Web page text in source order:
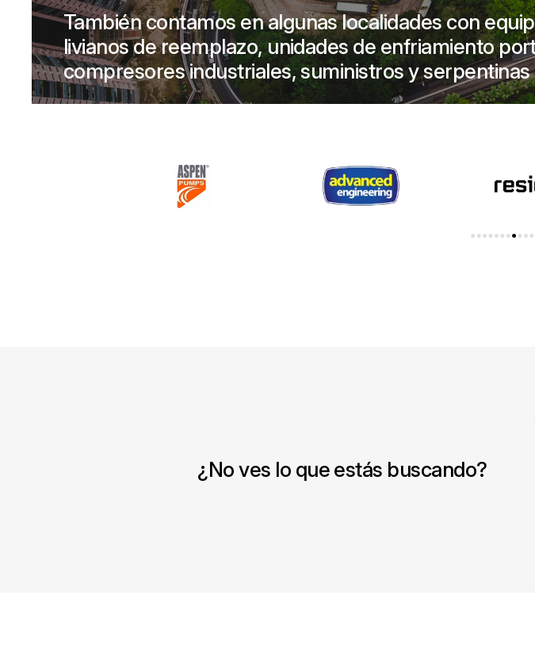
También contamos en algunas localidades con
livianos de reemplazo, unidades de enfriamiento
compresores industriales, suministros y
¿No ves lo que estás buscando?